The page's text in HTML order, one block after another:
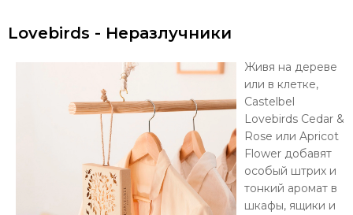
Lovebirds - Неразлучники
Живя на дереве
или в клетке,
Castelbel
Lovebirds Cedar &
Rose или Apricot
Flower добавят
особый штрих и
тонкий аромат в
шкафы, ящики и